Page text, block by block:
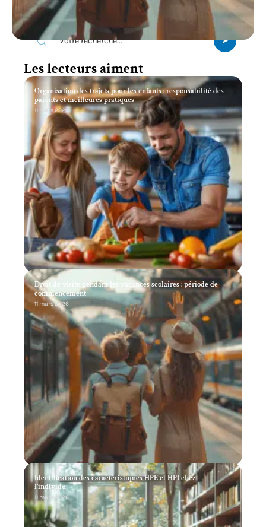
Recherche
Les lecteurs aiment
Organisation des trajets pour les enfants : responsabilité des
parents et meilleures pratiques
11 mars 2026
Droit de visite pendant les vacances scolaires : période de
commencement
11 mars 2026
Identification des caractéristiques HPE et HPI chez
l’individu
11 mars 2026